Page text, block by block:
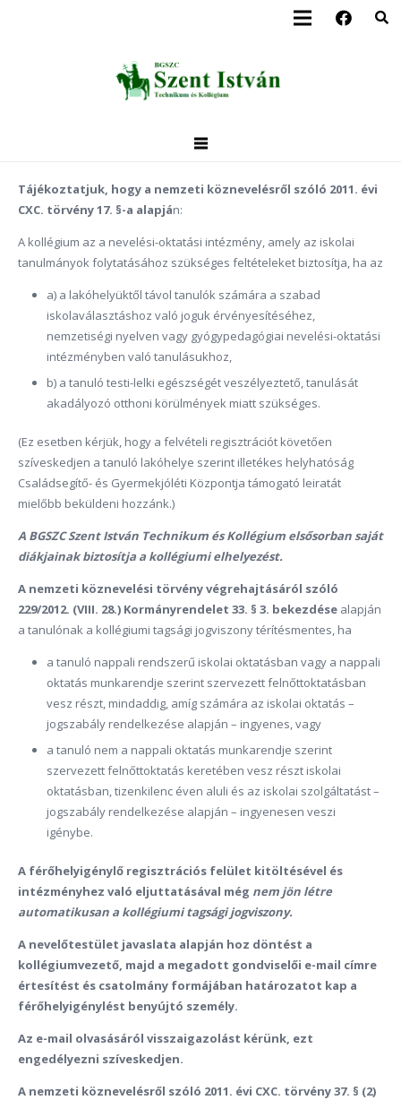
Tájékoztatjuk, hogy a nemzeti köznevelésről szóló 2011. évi
CXC. törvény 17. §-a alapján:
A kollégium az a nevelési-oktatási intézmény, amely az iskolai
tanulmányok folytatásához szükséges feltételeket biztosítja, ha az
a) a lakóhelyüktől távol tanulók számára a szabad
iskolaválasztáshoz való joguk érvényesítéséhez,
nemzetiségi nyelven vagy gyógypedagógiai nevelési-oktatási
intézményben való tanulásukhoz,
b) a tanuló testi-lelki egészségét veszélyeztető, tanulását
akadályozó otthoni körülmények miatt szükséges.
(Ez esetben kérjük, hogy a felvételi regisztrációt követően
szíveskedjen a tanuló lakóhelye szerint illetékes helyhatóság
Családsegítő- és Gyermekjóléti Központja támogató leiratát
mielőbb beküldeni hozzánk.)
A BGSZC Szent István Technikum és Kollégium elsősorban saját
diákjainak biztosítja a kollégiumi elhelyezést.
A nemzeti köznevelési törvény végrehajtásáról szóló
229/2012. (VIII. 28.) Kormányrendelet 33. § 3. bekezdésealapján
a tanulónak a kollégiumi tagsági jogviszony térítésmentes, ha
a tanuló nappali rendszerű iskolai oktatásban vagy a nappali
oktatás munkarendje szerint szervezett felnőttoktatásban
vesz részt, mindaddig, amíg számára az iskolai oktatás –
jogszabály rendelkezése alapján – ingyenes, vagy
a tanuló nem a nappali oktatás munkarendje szerint
szervezett felnőttoktatás keretében vesz részt iskolai
oktatásban, tizenkilenc éven aluli és az iskolai szolgáltatást –
jogszabály rendelkezése alapján – ingyenesen veszi
igénybe.
A férőhelyigénylő regisztrációs felület kitöltésével és
intézményhez való eljuttatásával még nem jön létre
automatikusan a kollégiumi tagsági jogviszony.
A nevelőtestület javaslata alapján hoz döntést a
kollégiumvezető, majd a megadott gondviselői e-mail címre
értesítést és csatolmány formájában határozatot kap a
férőhelyigénylést benyújtó személy.
Az e-mail olvasásáról visszaigazolást kérünk, ezt
engedélyezni szíveskedjen.
A nemzeti köznevelésről szóló 2011. évi CXC. törvény 37. § (2)